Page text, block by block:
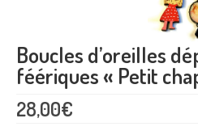
Atelier DIY en
Bulles de savon géantes
Bracelet permanent
Maquillage artistique
Boucles d’oreilles
féériques « Petit
28,00€